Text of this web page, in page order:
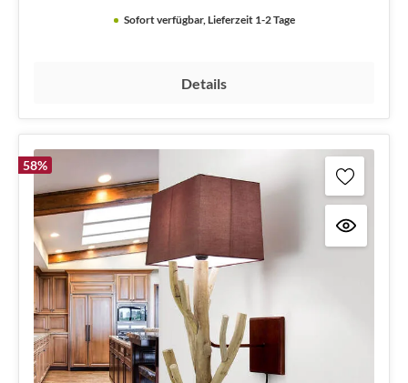
Sofort verfügbar, Lieferzeit 1-2 Tage
Details
58%